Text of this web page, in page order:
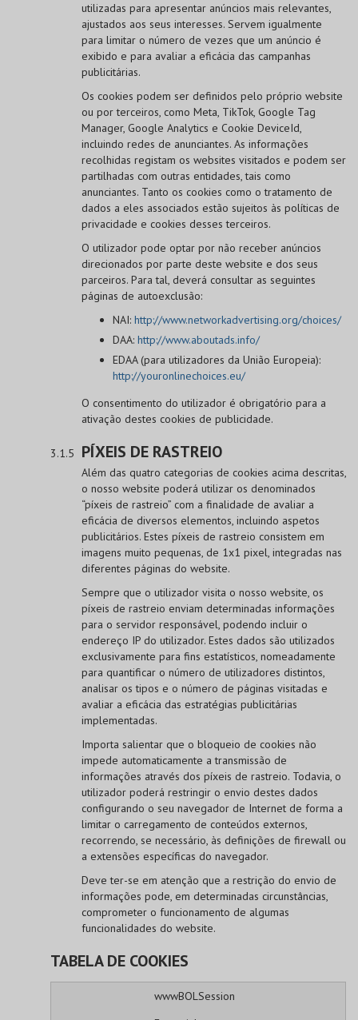
utilizadas para apresentar anúncios mais relevantes,
ajustados aos seus interesses. Servem igualmente
para limitar o número de vezes que um anúncio é
exibido e para avaliar a eficácia das campanhas
publicitárias.
Os cookies podem ser definidos pelo próprio website
ou por terceiros, como Meta, TikTok, Google Tag
Manager, Google Analytics e Cookie DeviceId,
incluindo redes de anunciantes. As informações
recolhidas registam os websites visitados e podem ser
partilhadas com outras entidades, tais como
anunciantes. Tanto os cookies como o tratamento de
dados a eles associados estão sujeitos às políticas de
privacidade e cookies desses terceiros.
O utilizador pode optar por não receber anúncios
direcionados por parte deste website e dos seus
parceiros. Para tal, deverá consultar as seguintes
páginas de autoexclusão:
NAI: http://www.networkadvertising.org/choices/
DAA: http://www.aboutads.info/
EDAA (para utilizadores da União Europeia):
http://youronlinechoices.eu/
O consentimento do utilizador é obrigatório para a
ativação destes cookies de publicidade.
PÍXEIS DE RASTREIO
Além das quatro categorias de cookies acima descritas,
o nosso website poderá utilizar os denominados
“píxeis de rastreio” com a finalidade de avaliar a
eficácia de diversos elementos, incluindo aspetos
publicitários. Estes píxeis de rastreio consistem em
imagens muito pequenas, de 1x1 pixel, integradas nas
diferentes páginas do website.
Sempre que o utilizador visita o nosso website, os
píxeis de rastreio enviam determinadas informações
para o servidor responsável, podendo incluir o
endereço IP do utilizador. Estes dados são utilizados
exclusivamente para fins estatísticos, nomeadamente
para quantificar o número de utilizadores distintos,
analisar os tipos e o número de páginas visitadas e
avaliar a eficácia das estratégias publicitárias
implementadas.
Importa salientar que o bloqueio de cookies não
impede automaticamente a transmissão de
informações através dos píxeis de rastreio. Todavia, o
utilizador poderá restringir o envio destes dados
configurando o seu navegador de Internet de forma a
limitar o carregamento de conteúdos externos,
recorrendo, se necessário, às definições de firewall ou
a extensões específicas do navegador.
Deve ter-se em atenção que a restrição do envio de
informações pode, em determinadas circunstâncias,
comprometer o funcionamento de algumas
funcionalidades do website.
TABELA DE COOKIES
wwwBOLSession